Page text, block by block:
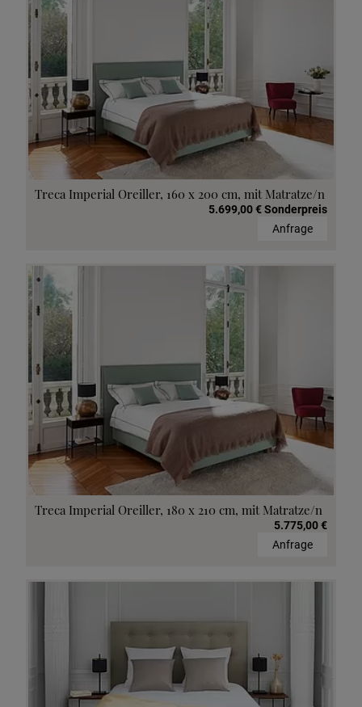
Treca Imperial Oreiller, 160 x 200 cm, mit Matratze/n
5.699,00 € Sonderpreis
Anfrage
Treca Imperial Oreiller, 180 x 210 cm, mit Matratze/n
5.775,00 €
Anfrage